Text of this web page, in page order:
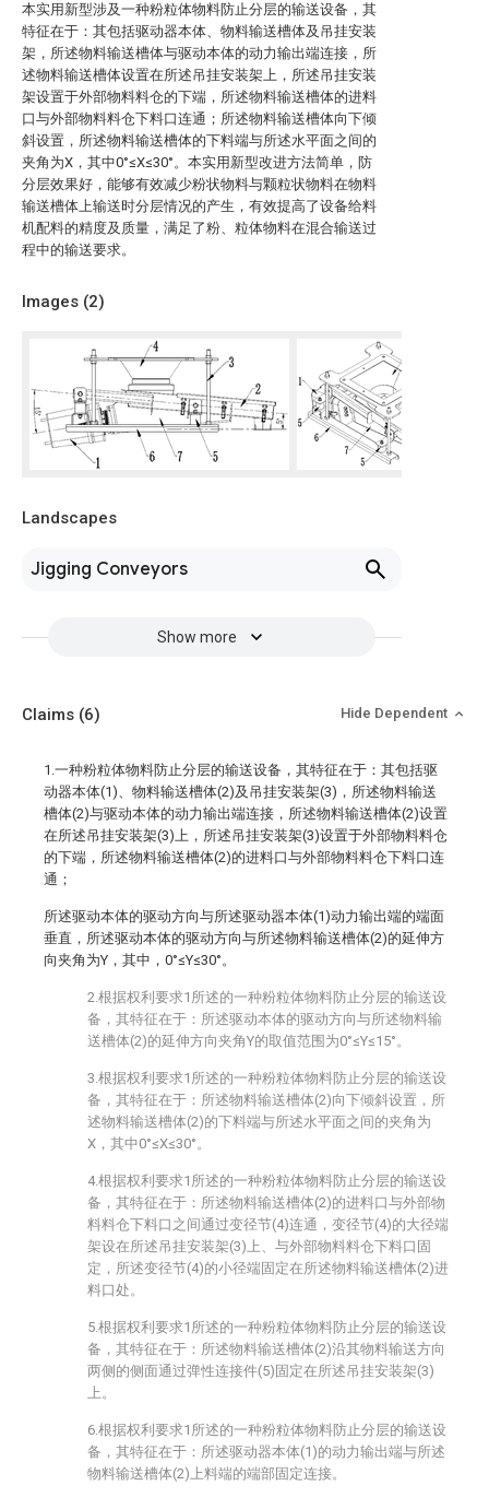
本实用新型涉及一种粉粒体物料防止分层的输送设备，其
特征在于：其包括驱动器本体、物料输送槽体及吊挂安装
架，所述物料输送槽体与驱动本体的动力输出端连接，所
述物料输送槽体设置在所述吊挂安装架上，所述吊挂安装
架设置于外部物料料仓的下端，所述物料输送槽体的进料
口与外部物料料仓下料口连通；所述物料输送槽体向下倾
斜设置，所述物料输送槽体的下料端与所述水平面之间的
夹角为X，其中0°≤X≤30°。本实用新型改进方法简单，防
分层效果好，能够有效减少粉状物料与颗粒状物料在物料
输送槽体上输送时分层情况的产生，有效提高了设备给料
机配料的精度及质量，满足了粉、粒体物料在混合输送过
程中的输送要求。
Images (2)
Landscapes
Jigging Conveyors
Show more
Claims (6) Hide Dependent
1.一种粉粒体物料防止分层的输送设备，其特征在于：其包括驱
动器本体(1)、物料输送槽体(2)及吊挂安装架(3)，所述物料输送
槽体(2)与驱动本体的动力输出端连接，所述物料输送槽体(2)设置
在所述吊挂安装架(3)上，所述吊挂安装架(3)设置于外部物料料仓
的下端，所述物料输送槽体(2)的进料口与外部物料料仓下料口连
通；
所述驱动本体的驱动方向与所述驱动器本体(1)动力输出端的端面
垂直，所述驱动本体的驱动方向与所述物料输送槽体(2)的延伸方
向夹角为Y，其中，0°≤Y≤30°。
2.根据权利要求1所述的一种粉粒体物料防止分层的输送设
备，其特征在于：所述驱动本体的驱动方向与所述物料输
送槽体(2)的延伸方向夹角Y的取值范围为0°≤Y≤15°。
3.根据权利要求1所述的一种粉粒体物料防止分层的输送设
备，其特征在于：所述物料输送槽体(2)向下倾斜设置，所
述物料输送槽体(2)的下料端与所述水平面之间的夹角为
X，其中0°≤X≤30°。
4.根据权利要求1所述的一种粉粒体物料防止分层的输送设
备，其特征在于：所述物料输送槽体(2)的进料口与外部物
料料仓下料口之间通过变径节(4)连通，变径节(4)的大径端
架设在所述吊挂安装架(3)上、与外部物料料仓下料口固
定，所述变径节(4)的小径端固定在所述物料输送槽体(2)进
料口处。
5.根据权利要求1所述的一种粉粒体物料防止分层的输送设
备，其特征在于：所述物料输送槽体(2)沿其物料输送方向
两侧的侧面通过弹性连接件(5)固定在所述吊挂安装架(3)
上。
6.根据权利要求1所述的一种粉粒体物料防止分层的输送设
备，其特征在于：所述驱动器本体(1)的动力输出端与所述
物料输送槽体(2)上料端的端部固定连接。